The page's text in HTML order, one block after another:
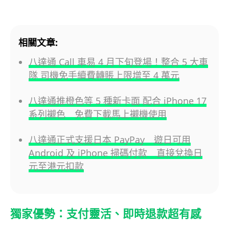
相關文章:
八達通 Call 車易 4 月下旬登場！整合 5 大車
隊 司機免手續費轉賬上限增至 4 萬元
八達通推橙色等 5 種新卡面 配合 iPhone 17
系列襯色 免費下載馬上襯機使用
八達通正式支援日本 PayPay 遊日可用
Android 及 iPhone 掃碼付款 直接兌換日
元至港元扣款
獨家優勢：支付靈活、即時退款超有感